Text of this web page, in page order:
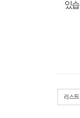
있
리스트